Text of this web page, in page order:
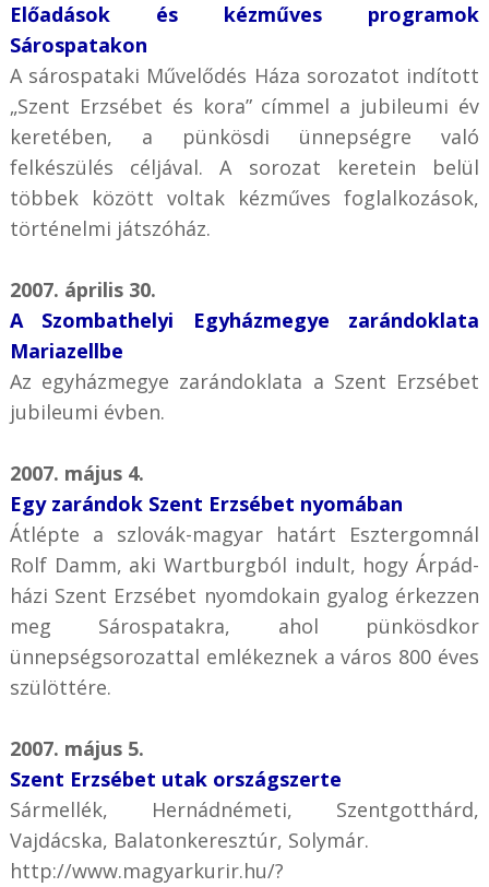
Előadások és kézműves programok
Sárospatakon
A sárospataki Művelődés Háza sorozatot indított
„Szent Erzsébet és kora” címmel a jubileumi év
keretében, a pünkösdi ünnepségre való
felkészülés céljával. A sorozat keretein belül
többek között voltak kézműves foglalkozások,
történelmi játszóház.
2007. április 30.
A Szombathelyi Egyházmegye zarándoklata
Mariazellbe
Az egyházmegye zarándoklata a Szent Erzsébet
jubileumi évben.
2007. május 4.
Egy zarándok Szent Erzsébet nyomában
Átlépte a szlovák-magyar határt Esztergomnál
Rolf Damm, aki Wartburgból indult, hogy Árpád-
házi Szent Erzsébet nyomdokain gyalog érkezzen
meg Sárospatakra, ahol pünkösdkor
ünnepségsorozattal emlékeznek a város 800 éves
szülöttére.
2007. május 5.
Szent Erzsébet utak országszerte
Sármellék, Hernádnémeti, Szentgotthárd,
Vajdácska, Balatonkeresztúr, Solymár.
http://www.magyarkurir.hu/?